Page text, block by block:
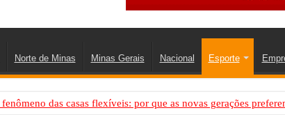
Norte de Minas Minas Gerais Nacional Esporte
fenômeno das casas flexíveis: por que as novas gerações